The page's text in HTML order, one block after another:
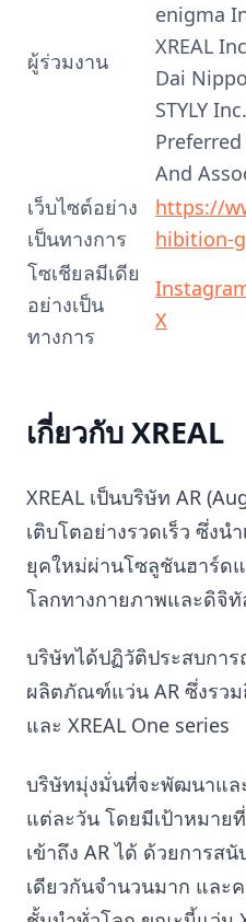
ผู้ร่วมงาน
enigma
XREAL
Dai
STYLY Inc.
And
เว็บไซต์อย่าง
เป็นทางการ
https://
hibition-
โซเชียลมีเดีย
อย่างเป็น
ทางการ
X
เกี่ยวกับ XREAL
XREAL เป็นบริษัท AR
เติบโตอย่างรวดเร็ว ซึ่ง
ยุคใหม่ผ่านโซลูชันฮาร์ด
โลกทางกายภาพและดิจิทั
บริษัทได้ปฏิวัติประสบกา
ผลิตภัณฑ์แว่น AR ซึ่งรวม
และ XREAL One series
บริษัทมุ่งมั่นที่จะพัฒนาแล
แต่ละวัน โดยมีเป้าหมาย
เข้าถึง AR ได้ ด้วยการส
เดียวกันจำนวนมาก และ